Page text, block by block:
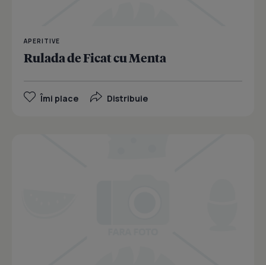
APERITIVE
Rulada de Ficat cu Menta
Îmi place Distribuie